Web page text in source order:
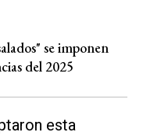
se imponen
del 2025
esta